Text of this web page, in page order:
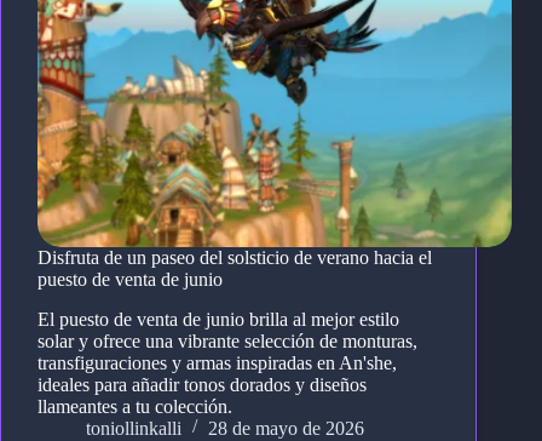
Disfruta de un paseo del solsticio de verano hacia el
puesto de venta de junio
El puesto de venta de junio brilla al mejor estilo
solar y ofrece una vibrante selección de monturas,
transfiguraciones y armas inspiradas en An'she,
ideales para añadir tonos dorados y diseños
llameantes a tu colección.
toniollinkalli
28 de mayo de 2026